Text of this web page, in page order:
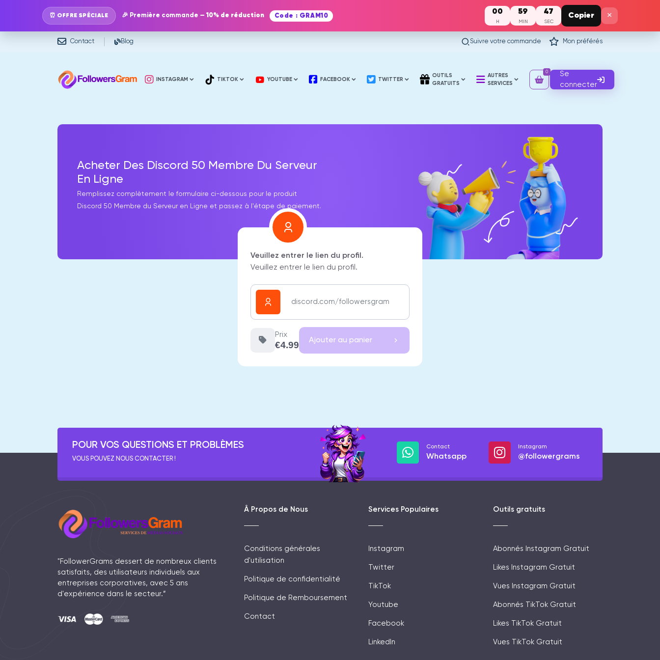
⏰ OFFRE SPÉCIALE 🎉 Première commande — 10% de réduction Code : GRAM10 00
H
59
MIN
46
SEC
Copier ×
Contact Blog Suivre votre commande Mon préférés
INSTAGRAM TIKTOK YOUTUBE FACEBOOK TWITTER
OUTILS
GRATUITS
AUTRES
SERVICES
0
Se
connecter
Acheter Des Discord 50 Membre Du Serveur
En Ligne
Remplissez complètement le formulaire ci-dessous pour le produit
Discord 50 Membre du Serveur en Ligne et passez à l'étape de paiement.
Veuillez entrer le lien du profil.
Veuillez entrer le lien du profil.
Prix
€4.99 Ajouter au panier
POUR VOS QUESTIONS ET PROBLÈMES
VOUS POUVEZ NOUS CONTACTER !
Contact
Whatsapp
Instagram
@followergrams
"FollowerGrams dessert de nombreux clients
satisfaits, des utilisateurs individuels aux
entreprises corporatives, avec 5 ans
d'expérience dans le secteur.”
Â Propos de Nous
Conditions générales
d'utilisation
Politique de confidentialité
Politique de Remboursement
Contact
Services Populaires
Instagram
Twitter
TikTok
Youtube
Facebook
LinkedIn
Outils gratuits
Abonnés Instagram Gratuit
Likes Instagram Gratuit
Vues Instagram Gratuit
Abonnés TikTok Gratuit
Likes TikTok Gratuit
Vues TikTok Gratuit